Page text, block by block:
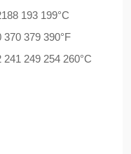
193 199°C
370 379 390°F
249 254 260°C